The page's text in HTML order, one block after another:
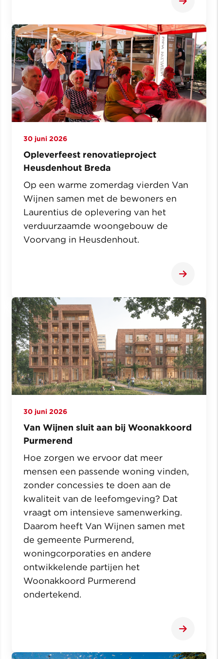
30 juni 2026
Opleverfeest renovatieproject
Heusdenhout Breda
Op een warme zomerdag vierden Van
Wijnen samen met de bewoners en
Laurentius de oplevering van het
verduurzaamde woongebouw de
Voorvang in Heusdenhout.
30 juni 2026
Van Wijnen sluit aan bij Woonakkoord
Purmerend
Hoe zorgen we ervoor dat meer
mensen een passende woning vinden,
zonder concessies te doen aan de
kwaliteit van de leefomgeving? Dat
vraagt om intensieve samenwerking.
Daarom heeft Van Wijnen samen met
de gemeente Purmerend,
woningcorporaties en andere
ontwikkelende partijen het
Woonakkoord Purmerend
ondertekend.